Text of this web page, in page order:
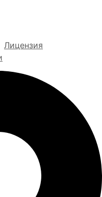
Лицензия